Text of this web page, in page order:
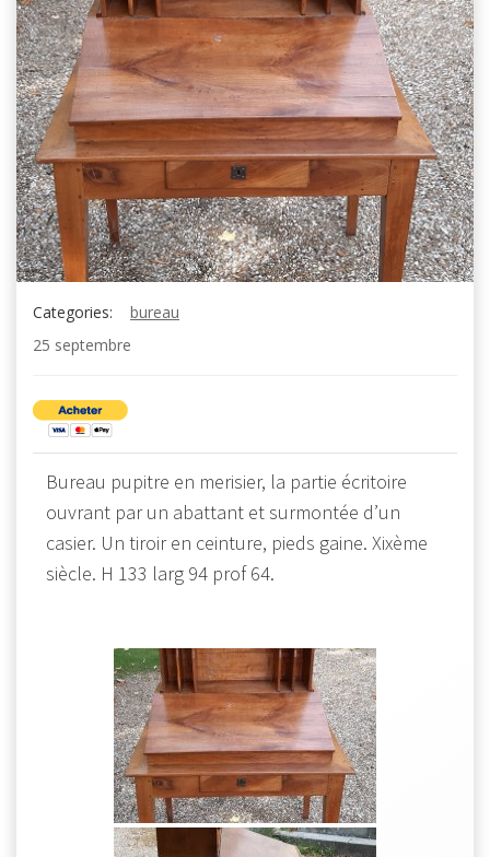
Categories:
bureau
25 septembre
Bureau pupitre en merisier, la partie écritoire
ouvrant par un abattant et surmontée d’un
casier. Un tiroir en ceinture, pieds gaine. Xixème
siècle. H 133 larg 94 prof 64.